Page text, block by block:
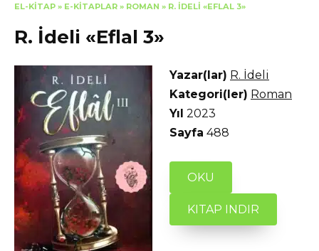
EL-KITAP » E-KITAPLAR » ROMAN » R. İDELI «EFLAL 3»
R. İdeli «Eflal 3»
Yazar(lar) R. İdeli
Kategori(ler) Roman
Yıl 2023
Sayfa 488
OKU
KITAP INDIR